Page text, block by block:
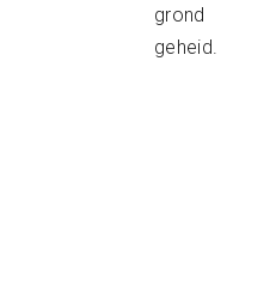
grond
geheid.